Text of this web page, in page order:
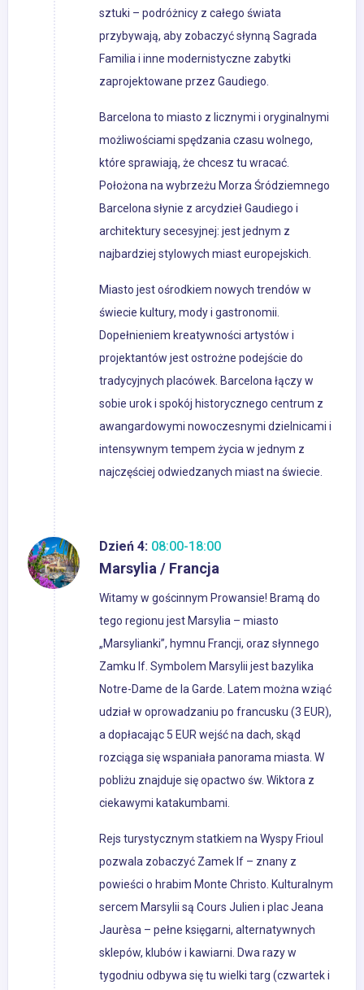
sztuki – podróżnicy z całego świata
przybywają, aby zobaczyć słynną Sagrada
Familia i inne modernistyczne zabytki
zaprojektowane przez Gaudiego.
Barcelona to miasto z licznymi i oryginalnymi
możliwościami spędzania czasu wolnego,
które sprawiają, że chcesz tu wracać.
Położona na wybrzeżu Morza Śródziemnego
Barcelona słynie z arcydzieł Gaudiego i
architektury secesyjnej: jest jednym z
najbardziej stylowych miast europejskich.
Miasto jest ośrodkiem nowych trendów w
świecie kultury, mody i gastronomii.
Dopełnieniem kreatywności artystów i
projektantów jest ostrożne podejście do
tradycyjnych placówek. Barcelona łączy w
sobie urok i spokój historycznego centrum z
awangardowymi nowoczesnymi dzielnicami i
intensywnym tempem życia w jednym z
najczęściej odwiedzanych miast na świecie.
Dzień 4: 08:00-18:00
Marsylia / Francja
Witamy w gościnnym Prowansie! Bramą do
tego regionu jest Marsylia – miasto
„Marsylianki”, hymnu Francji, oraz słynnego
Zamku If. Symbolem Marsylii jest bazylika
Notre-Dame de la Garde. Latem można wziąć
udział w oprowadzaniu po francusku (3 EUR),
a dopłacając 5 EUR wejść na dach, skąd
rozciąga się wspaniała panorama miasta. W
pobliżu znajduje się opactwo św. Wiktora z
ciekawymi katakumbami.
Rejs turystycznym statkiem na Wyspy Frioul
pozwala zobaczyć Zamek If – znany z
powieści o hrabim Monte Christo. Kulturalnym
sercem Marsylii są Cours Julien i plac Jeana
Jaurèsa – pełne księgarni, alternatywnych
sklepów, klubów i kawiarni. Dwa razy w
tygodniu odbywa się tu wielki targ (czwartek i